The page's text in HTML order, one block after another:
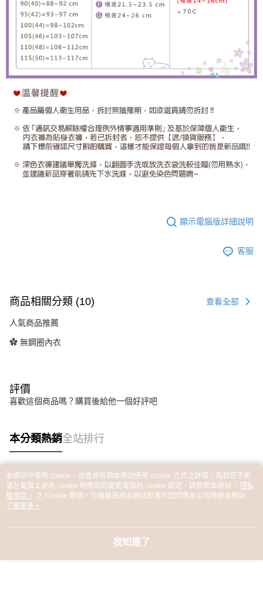
顯示電腦版詳細說明
客服
商品相關分類 (10) 查看全部
人氣商品推薦
✿ 無鋼圈內衣
評價
喜歡這個商品嗎？購買後給他一個好評吧
本分類熱銷全站排行
熱門標籤
本網站中使用 cookie，欲查詢有關本網站使用 cookie 方式之詳情，及若您不希
望在電腦上使用 cookie 時應如何變更電腦的 cookie 設定，請參閱本網站「 隱私
權條款 」之 Cookie 聲明。您繼續使用本網站即表示您同意本公司得按本網站使
用條款之 Cookie 聲明使用 cookie。
了解更多 >
我知道了